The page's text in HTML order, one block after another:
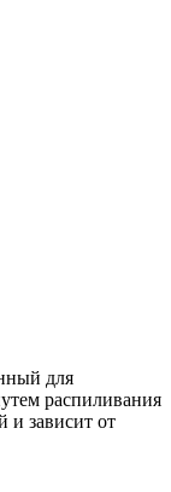
для
распиливания
и зависит от